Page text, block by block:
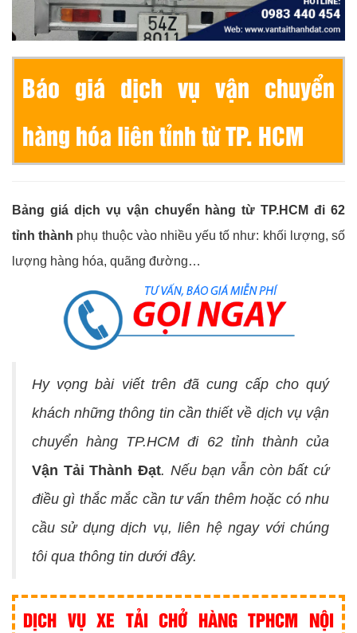
Báo giá dịch vụ vận chuyển
hàng hóa liên tỉnh từ TP. HCM
Bảng giá dịch vụ vận chuyển hàng từ TP.HCM đi 62
tỉnh thành phụ thuộc vào nhiều yếu tố như: khối lượng, số
lượng hàng hóa, quãng đường…
Hy vọng bài viết trên đã cung cấp cho quý
khách những thông tin cần thiết về dịch vụ vận
chuyển hàng TP.HCM đi 62 tỉnh thành của
Vận Tải Thành Đạt. Nếu bạn vẫn còn bất cứ
điều gì thắc mắc cần tư vấn thêm hoặc có nhu
cầu sử dụng dịch vụ, liên hệ ngay với chúng
tôi qua thông tin dưới đây.
DỊCH VỤ XE TẢI CHỞ HÀNG TPHCM NỘI